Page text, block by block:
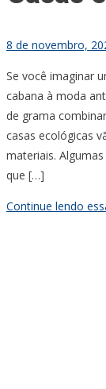
8 de novembro,
Se você imaginar
cabana à moda
de grama
casas ecológicas
materiais.
que […]
Continue lendo